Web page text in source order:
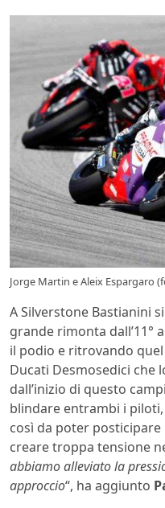
Jorge Martin e Aleix Espargaro
A Silverstone Bastianini
grande rimonta dall’11°
il podio e ritrovando
Ducati Desmosedici che
dall’inizio di questo
blindare entrambi i
così da poter
creare troppa tensione
abbiamo alleviato la
approccio“, ha aggiunto